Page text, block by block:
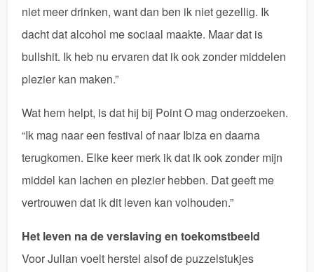
niet meer drinken, want dan ben ik niet gezellig. Ik
dacht dat alcohol me sociaal maakte. Maar dat is
bullshit. Ik heb nu ervaren dat ik ook zonder middelen
plezier kan maken.”
Wat hem helpt, is dat hij bij Point O mag onderzoeken.
“Ik mag naar een festival of naar Ibiza en daarna
terugkomen. Elke keer merk ik dat ik ook zonder mijn
middel kan lachen en plezier hebben. Dat geeft me
vertrouwen dat ik dit leven kan volhouden.”
Het leven na de verslaving en toekomstbeeld
Voor Julian voelt herstel alsof de puzzelstukjes